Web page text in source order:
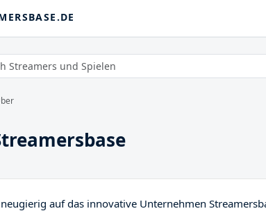
auf das innovative Unternehmen